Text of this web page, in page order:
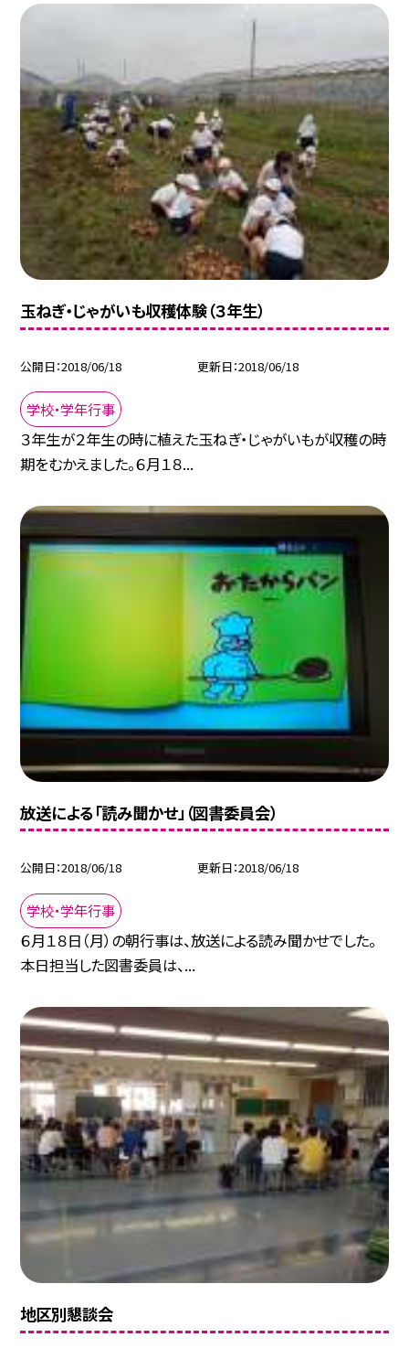
玉ねぎ・じゃがいも収穫体験（３年生）
公開日 2018/06/18 更新日 2018/06/18
学校・学年行事
３年生が２年生の時に植えた玉ねぎ・じゃがいもが収穫の時
期をむかえました。６月１８...
放送による「読み聞かせ」（図書委員会）
公開日 2018/06/18 更新日 2018/06/18
学校・学年行事
６月１８日（月）の朝行事は、放送による読み聞かせでした。
本日担当した図書委員は、...
地区別懇談会